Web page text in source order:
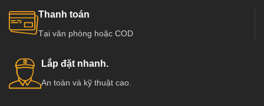
Thanh toán
Tại văn phòng hoặc COD
Lắp đặt nhanh.
An toàn và kỹ thuật cao.